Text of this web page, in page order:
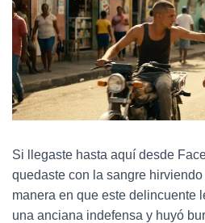
Si llegaste hasta aquí desde
quedaste con la sangre
manera en que este delincuente
una anciana indefensa y huyó